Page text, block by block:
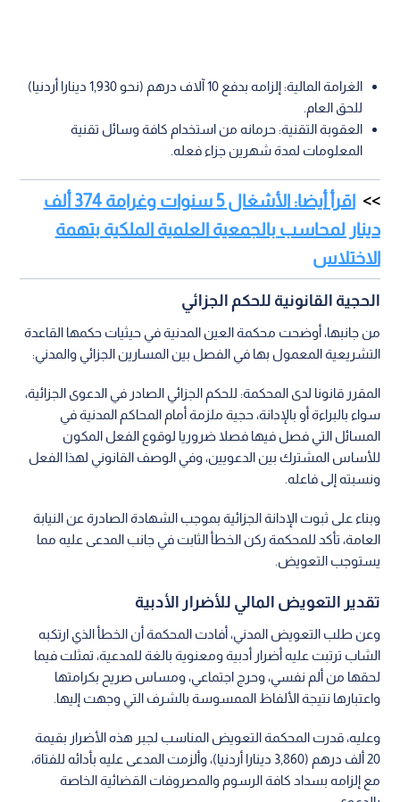
الغرامة المالية: إلزامه بدفع 10 آلاف درهم (نحو 1,930 دينارا أردنيا)
للحق العام.
العقوبة التقنية: حرمانه من استخدام كافة وسائل تقنية
المعلومات لمدة شهرين جزاء فعله.
اقرأ أيضا: الأشغال 5 سنوات وغرامة 374 ألف
دينار لمحاسب بالجمعية العلمية الملكية بتهمة
الاختلاس
الحجية القانونية للحكم الجزائي
من جانبها، أوضحت محكمة العين المدنية في حيثيات حكمها القاعدة
التشريعية المعمول بها في الفصل بين المسارين الجزائي والمدني:
المقرر قانونا لدى المحكمة: للحكم الجزائي الصادر في الدعوى الجزائية،
سواء بالبراءة أو بالإدانة، حجية ملزمة أمام المحاكم المدنية في
المسائل التي فصل فيها فصلا ضروريا لوقوع الفعل المكون
للأساس المشترك بين الدعويين، وفي الوصف القانوني لهذا الفعل
ونسبته إلى فاعله.
وبناء على ثبوت الإدانة الجزائية بموجب الشهادة الصادرة عن النيابة
العامة، تأكد للمحكمة ركن الخطأ الثابت في جانب المدعى عليه مما
يستوجب التعويض.
تقدير التعويض المالي للأضرار الأدبية
وعن طلب التعويض المدني، أفادت المحكمة أن الخطأ الذي ارتكبه
الشاب ترتبت عليه أضرار أدبية ومعنوية بالغة للمدعية، تمثلت فيما
لحقها من ألم نفسي، وحرج اجتماعي، ومساس صريح بكرامتها
واعتبارها نتيجة الألفاظ الممسوسة بالشرف التي وجهت إليها.
وعليه، قدرت المحكمة التعويض المناسب لجبر هذه الأضرار بقيمة
20 ألف درهم (3,860 دينارا أردنيا)، وألزمت المدعى عليه بأدائه للفتاة،
مع إلزامه بسداد كافة الرسوم والمصروفات القضائية الخاصة